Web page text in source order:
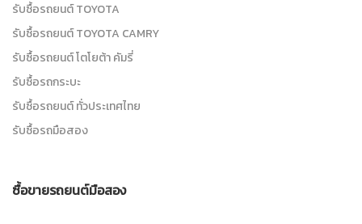
รับซื้อรถยนต์ TOYOTA
รับซื้อรถยนต์ TOYOTA CAMRY
รับซื้อรถยนต์ โตโยต้า คัมรี่
รับซื้อรถกระบะ
รับซื้อรถยนต์ ทั่วประเทศไทย
รับซื้อรถมือสอง
ซื้อขายรถยนต์มือสอง